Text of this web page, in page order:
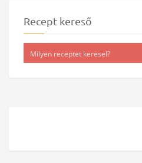
Recept kereső